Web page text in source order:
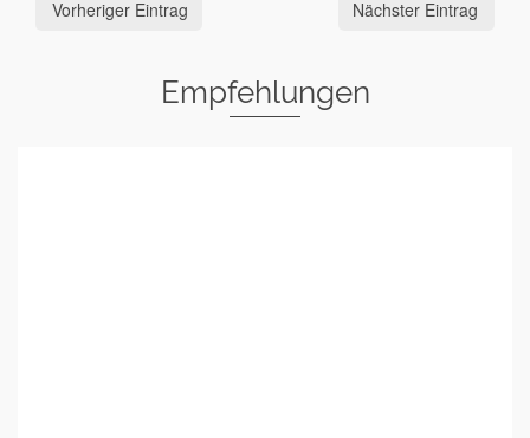
Vorheriger Eintrag Nächster Eintrag
Empfehlungen